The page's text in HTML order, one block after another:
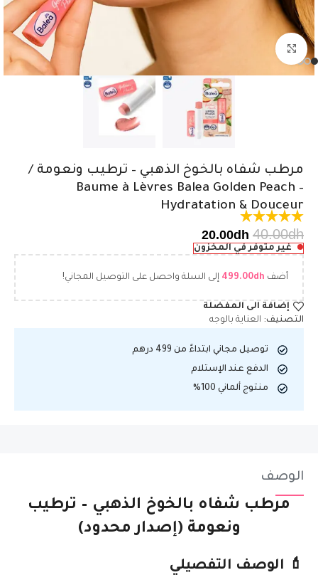
اضغط للتكبير
مرطب شفاه بالخوخ الذهبي – ترطيب ونعومة /
Baume à Lèvres Balea Golden Peach –
Hydratation & Douceur
40.00dh
20.00dh
غير متوفر في المخزون
أضف 499.00dh إلى السلة واحصل على التوصيل المجاني!
إضافة الى المفضلة
التصنيف: العناية بالوجه
توصيل مجاني ابتداءً من 499 درهم
الدفع عند الإستلام
منتوج ألماني 100%
الوصف
مرطب شفاه بالخوخ الذهبي – ترطيب
ونعومة (إصدار محدود)
💄 الوصف التفصيلي